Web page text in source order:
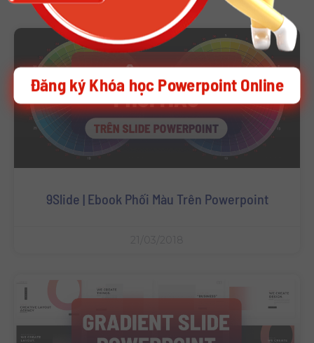
9Slide | Ebook Phối Màu Trên Powerpoint
Đăng ký Khóa học Powerpoint Online